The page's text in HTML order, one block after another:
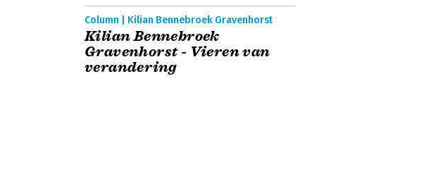
Column | Kilian Bennebroek Gravenhorst
Kilian Bennebroek
Gravenhorst - Vieren van
verandering